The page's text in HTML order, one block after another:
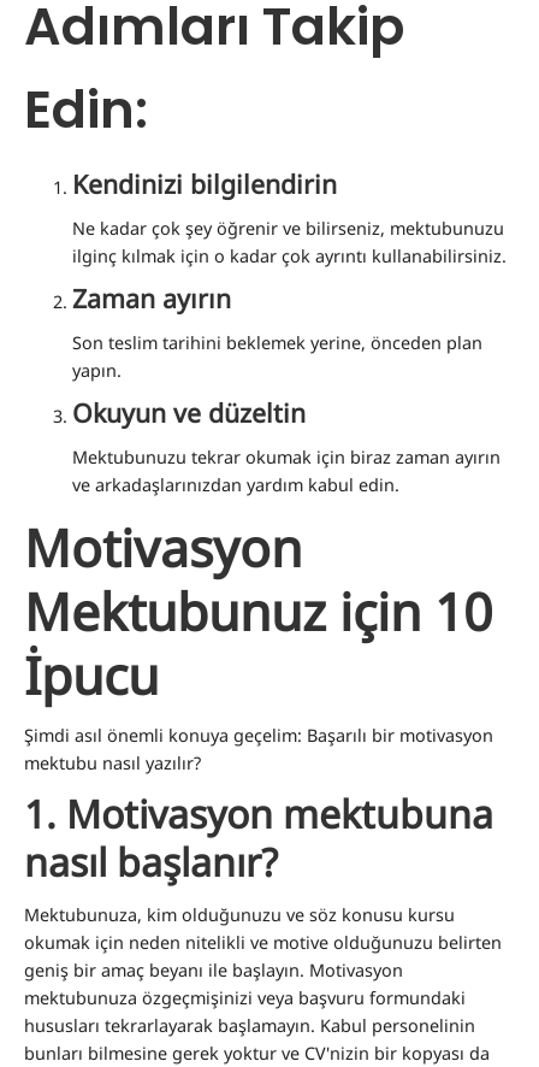
Adımları Takip
Edin:
Kendinizi bilgilendirin
Ne kadar çok şey öğrenir ve bilirseniz, mektubunuzu
ilginç kılmak için o kadar çok ayrıntı kullanabilirsiniz.
Zaman ayırın
Son teslim tarihini beklemek yerine, önceden plan
yapın.
Okuyun ve düzeltin
Mektubunuzu tekrar okumak için biraz zaman ayırın
ve arkadaşlarınızdan yardım kabul edin.
Motivasyon
Mektubunuz için 10
İpucu
Şimdi asıl önemli konuya geçelim: Başarılı bir motivasyon
mektubu nasıl yazılır?
1. Motivasyon mektubuna
nasıl başlanır?
Mektubunuza, kim olduğunuzu ve söz konusu kursu
okumak için neden nitelikli ve motive olduğunuzu belirten
geniş bir amaç beyanı ile başlayın. Motivasyon
mektubunuza özgeçmişinizi veya başvuru formundaki
hususları tekrarlayarak başlamayın. Kabul personelinin
bunları bilmesine gerek yoktur ve CV'nizin bir kopyası da